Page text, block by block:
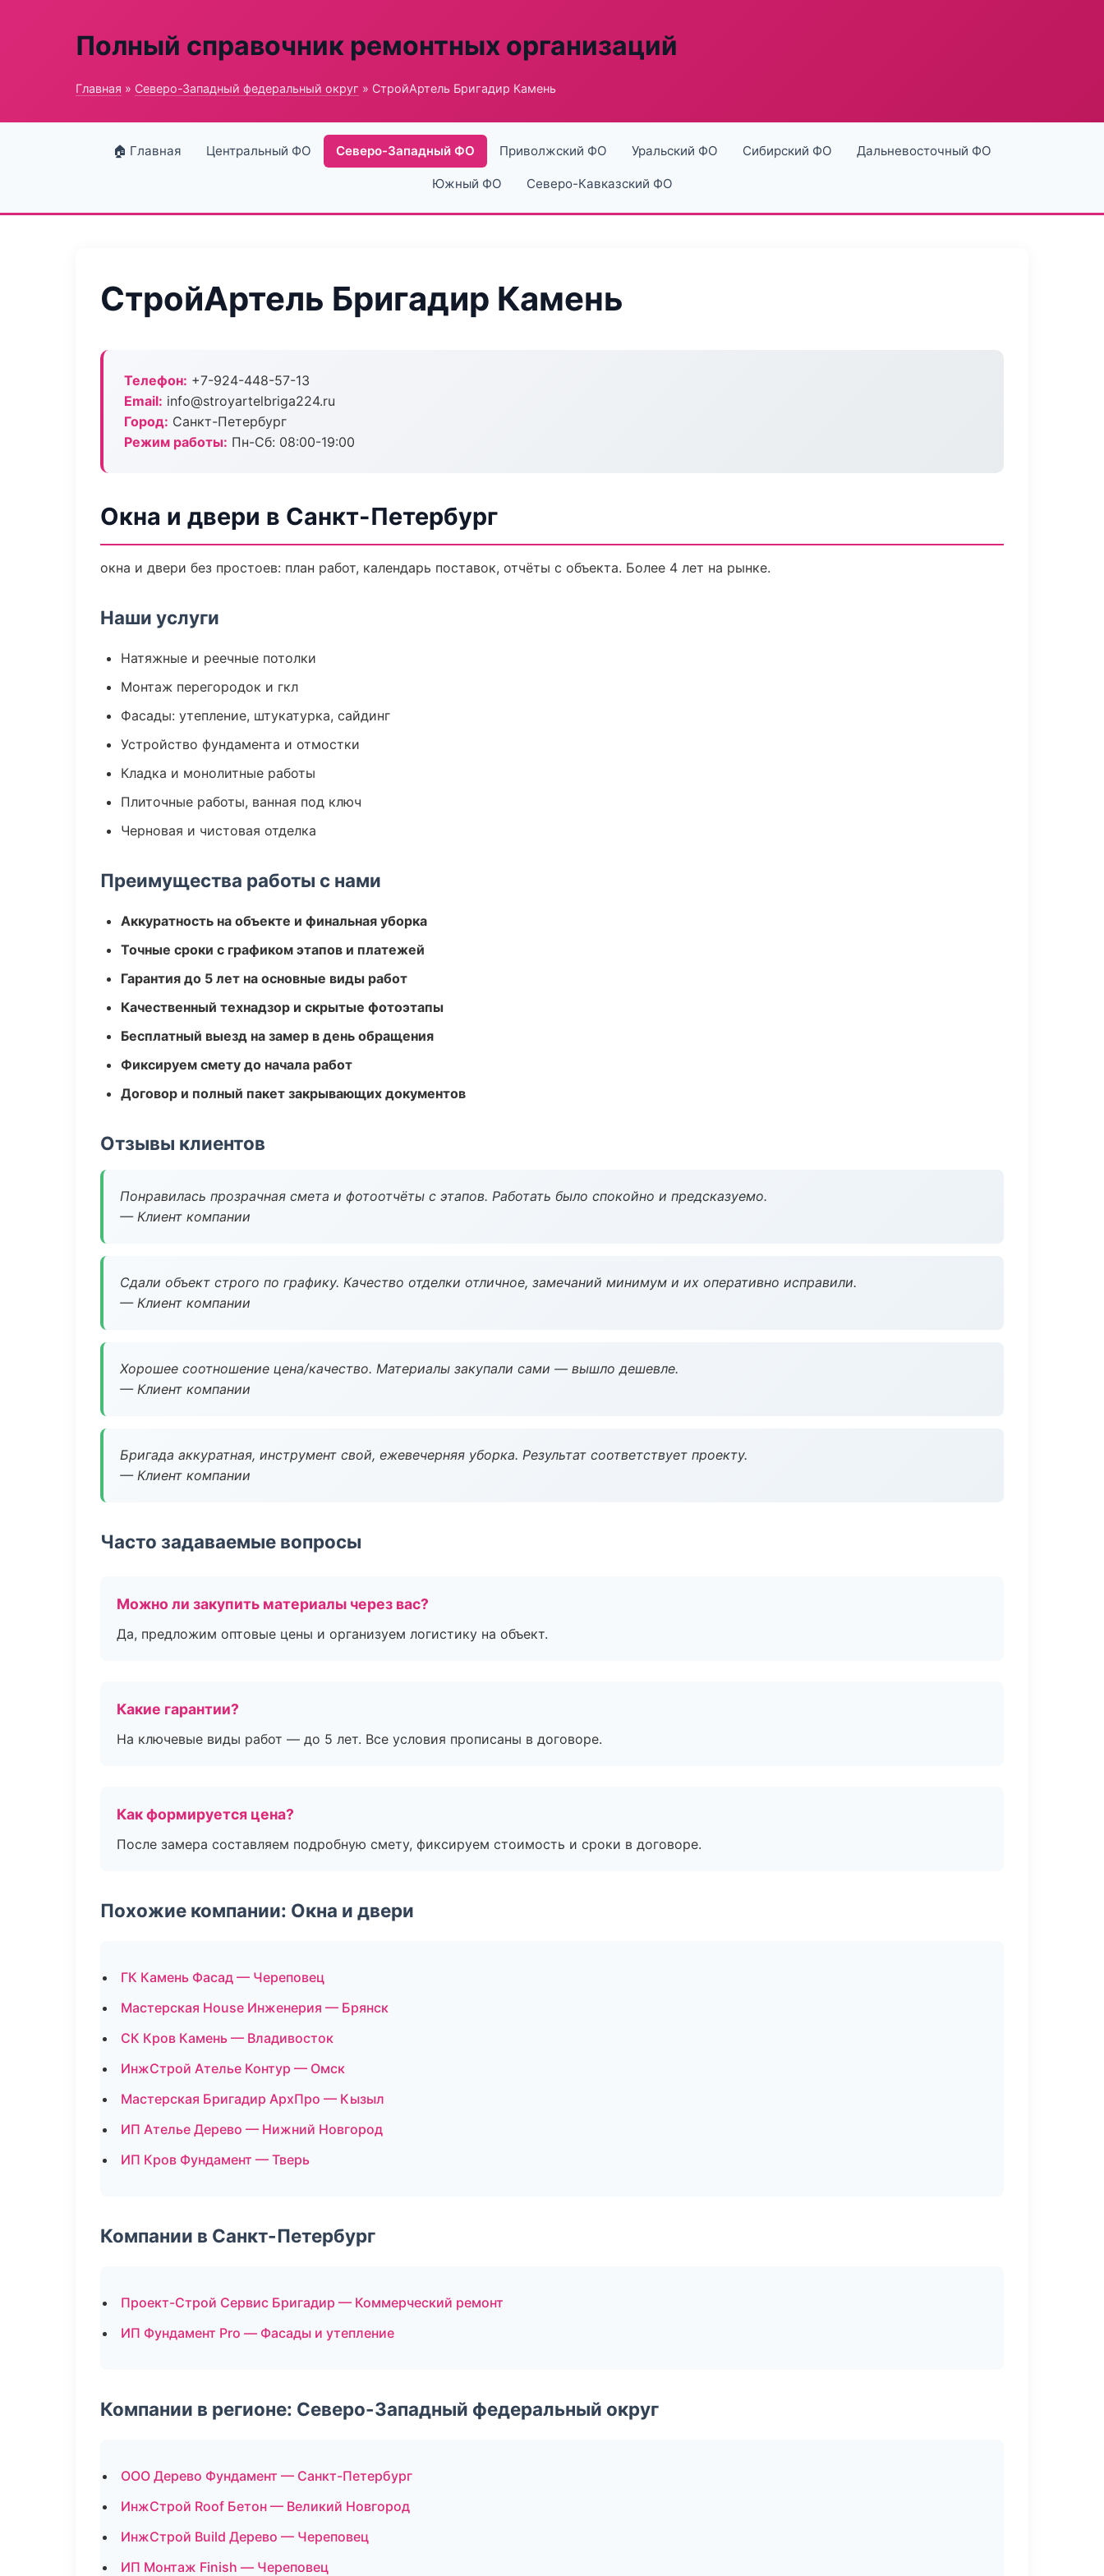
Полный справочник ремонтных организаций
Главная » Северо-Западный федеральный округ » СтройАртель Бригадир Камень
🏠 Главная Центральный ФО Северо-Западный ФО Приволжский ФО Уральский ФО Сибирский ФО Дальневосточный ФО
Южный ФО Северо-Кавказский ФО
СтройАртель Бригадир Камень
Телефон: +7-924-448-57-13
Email: info@stroyartelbriga224.ru
Город: Санкт-Петербург
Режим работы: Пн-Сб: 08:00-19:00
Окна и двери в Санкт-Петербург
окна и двери без простоев: план работ, календарь поставок, отчёты с объекта. Более 4 лет на рынке.
Наши услуги
Натяжные и реечные потолки
Монтаж перегородок и гкл
Фасады: утепление, штукатурка, сайдинг
Устройство фундамента и отмостки
Кладка и монолитные работы
Плиточные работы, ванная под ключ
Черновая и чистовая отделка
Преимущества работы с нами
Аккуратность на объекте и финальная уборка
Точные сроки с графиком этапов и платежей
Гарантия до 5 лет на основные виды работ
Качественный технадзор и скрытые фотоэтапы
Бесплатный выезд на замер в день обращения
Фиксируем смету до начала работ
Договор и полный пакет закрывающих документов
Отзывы клиентов
Понравилась прозрачная смета и фотоотчёты с этапов. Работать было спокойно и предсказуемо.
— Клиент компании
Сдали объект строго по графику. Качество отделки отличное, замечаний минимум и их оперативно исправили.
— Клиент компании
Хорошее соотношение цена/качество. Материалы закупали сами — вышло дешевле.
— Клиент компании
Бригада аккуратная, инструмент свой, ежевечерняя уборка. Результат соответствует проекту.
— Клиент компании
Часто задаваемые вопросы
Можно ли закупить материалы через вас?
Да, предложим оптовые цены и организуем логистику на объект.
Какие гарантии?
На ключевые виды работ — до 5 лет. Все условия прописаны в договоре.
Как формируется цена?
После замера составляем подробную смету, фиксируем стоимость и сроки в договоре.
Похожие компании: Окна и двери
ГК Камень Фасад — Череповец
Мастерская House Инженерия — Брянск
СК Кров Камень — Владивосток
ИнжСтрой Ателье Контур — Омск
Мастерская Бригадир АрхПро — Кызыл
ИП Ателье Дерево — Нижний Новгород
ИП Кров Фундамент — Тверь
Компании в Санкт-Петербург
Проект-Строй Сервис Бригадир — Коммерческий ремонт
ИП Фундамент Pro — Фасады и утепление
Компании в регионе: Северо-Западный федеральный округ
ООО Дерево Фундамент — Санкт-Петербург
ИнжСтрой Roof Бетон — Великий Новгород
ИнжСтрой Build Дерево — Череповец
ИП Монтаж Finish — Череповец